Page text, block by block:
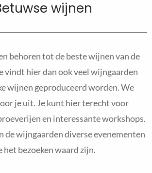
wijnen
behoren tot de beste wijnen van de
vindt hier dan ook veel wijngaarden
wijnen geproduceerd worden. We
je uit. Je kunt hier terecht voor
en interessante workshops.
de wijngaarden diverse evenementen
het bezoeken waard zijn.